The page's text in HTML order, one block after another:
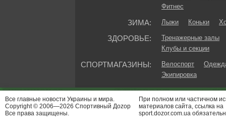
Фитнес
ЗИМА: Лыжи Коньки
ЗДОРОВЬЕ:
Тренажерные залы
Клубы и секции
СПОРТМАГАЗИНЫ: Велоспорт
Экипировка
Все главные новости Украины и мира.
Copyright © 2006—2026 Спортивный Доzор
Все права защищены.
При полном или частичном
материалов сайта, ссылка на
sport.dozor.com.ua